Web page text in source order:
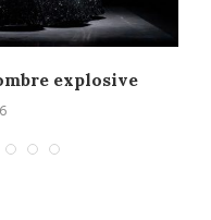
explosive